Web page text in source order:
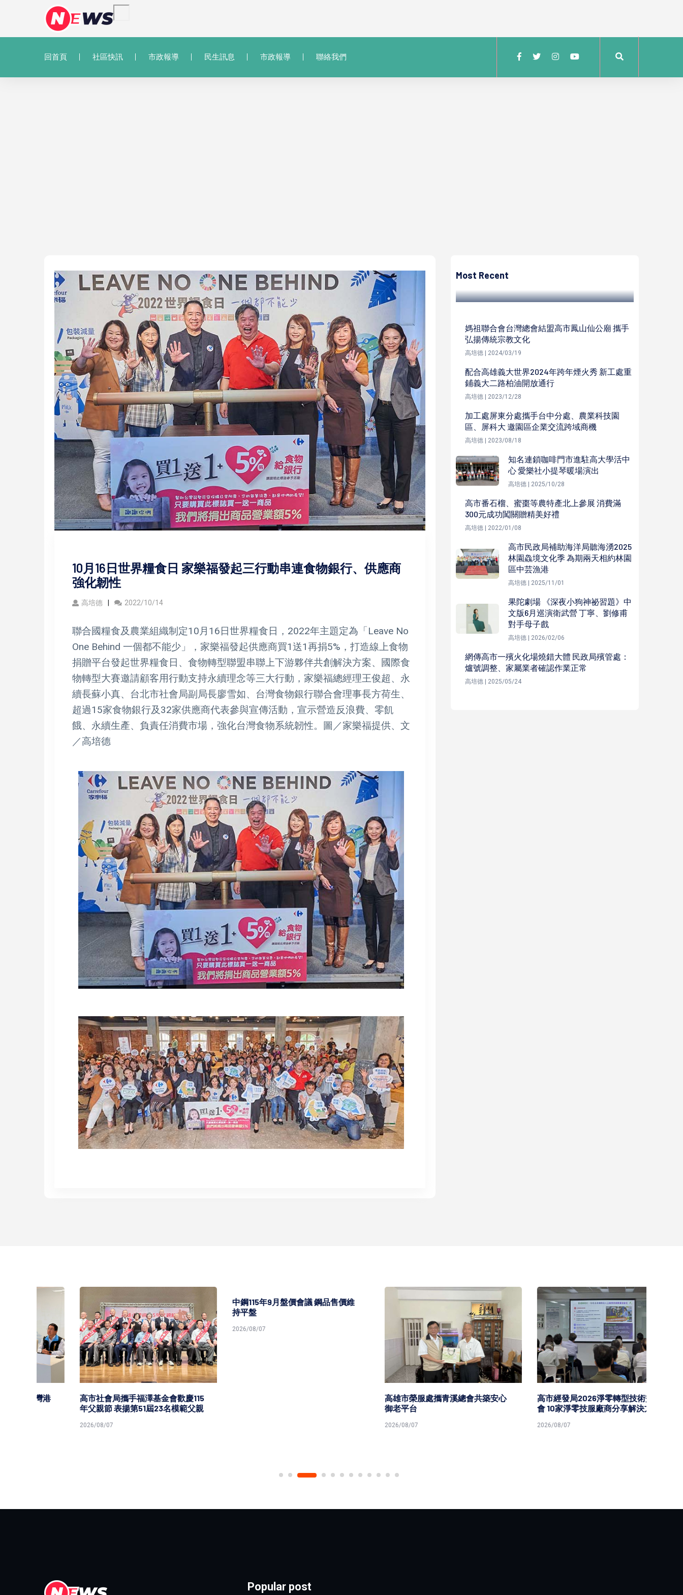
回首頁 社區快訊 市政報導 民生訊息 市政報導 聯絡我們
10月16日世界糧食日 家樂福發起三行動串連食物銀行、供應商
強化韌性
高培德 2022/10/14
聯合國糧食及農業組織制定10月16日世界糧食日，2022年主題定為「Leave No
One Behind 一個都不能少」，家樂福發起供應商買1送1再捐5%，打造線上食物
捐贈平台發起世界糧食日、食物轉型聯盟串聯上下游夥伴共創解決方案、國際食
物轉型大賽邀請顧客用行動支持永續理念等三大行動，家樂福總經理王俊超、永
續長蘇小真、台北市社會局副局長廖雪如、台灣食物銀行聯合會理事長方荷生、
超過15家食物銀行及32家供應商代表參與宣傳活動，宣示營造反浪費、零飢
餓、永續生產、負責任消費市場，強化台灣食物系統韌性。圖／家樂福提供、文
／高培德
Most Recent
失眠 創辦人古魯上師丹雪域頌缽音樂療法
媽祖聯合會台灣總會結盟高市鳳山仙公廟 攜手
弘揚傳統宗教文化
高培德 | 2024/03/19
配合高雄義大世界2024年跨年煙火秀 新工處重
鋪義大二路柏油開放通行
高培德 | 2023/12/28
加工處屏東分處攜手台中分處、農業科技園
區、屏科大 邀園區企業交流跨域商機
高培德 | 2023/08/18
知名連鎖咖啡門市進駐高大學活中
心 愛樂社小提琴暖場演出
高培德 | 2025/10/28
高市番石榴、蜜棗等農特產北上參展 消費滿
300元成功闖關贈精美好禮
高培德 | 2022/01/08
高市民政局補助海洋局聽海湧2025
林園鱻境文化季 為期兩天相約林園
區中芸漁港
高培德 | 2025/11/01
果陀劇場 《深夜小狗神祕習題》中
文版6月巡演衛武營 丁寧、劉修甫
對手母子戲
高培德 | 2026/02/06
網傳高市一殯火化場燒錯大體 民政局殯管處：
爐號調整、家屬業者確認作業正常
高培德 | 2025/05/24
高市社會局攜手福澤基金會歡慶115
年父親節 表揚第51屆23名模範父親
中鋼115年9月盤價會議 鋼品售價維
持平盤
2026/08/07
高雄市榮服處攜青溪總會共築安心
高市經發局2026淨零轉型技術交流
會 10家淨零技服廠商分享解決方案
Popular post